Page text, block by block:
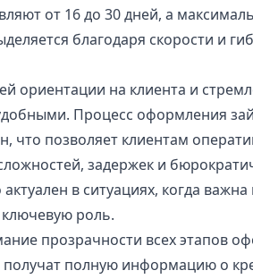
от 16 до 30 дней, а
благодаря скорости и
ориентации на клиента и
Процесс оформления
что позволяет клиентам
задержек и
в ситуациях, когда
роль.
прозрачности всех этапов
полную информацию о